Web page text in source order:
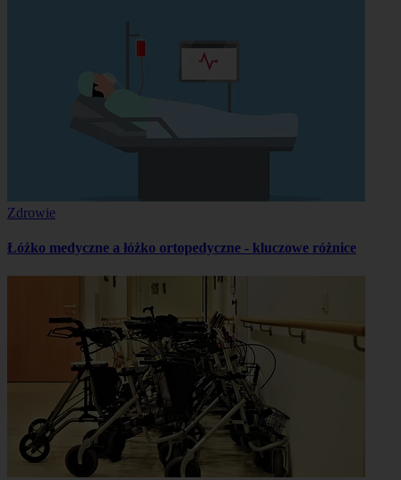
Zdrowie
Łóżko medyczne a łóżko ortopedyczne - kluczowe różnice